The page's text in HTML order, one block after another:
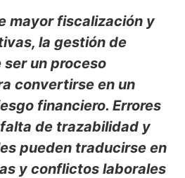
mayor fiscalización y
la gestión de
un proceso
convertirse en un
financiero. Errores
de trazabilidad y
pueden traducirse en
y conflictos laborales